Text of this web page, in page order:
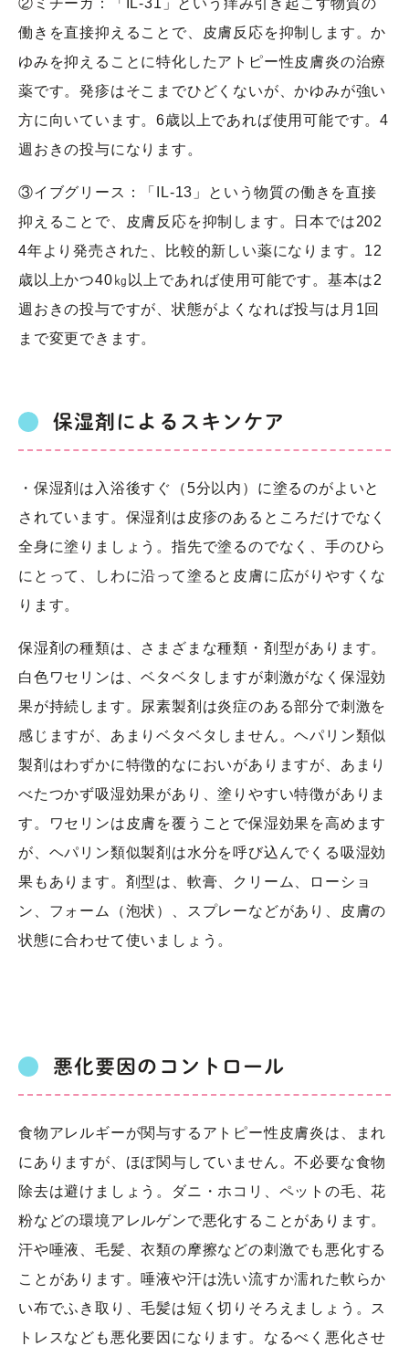
②ミチーガ：「IL-31」という痒み引き起こす物質の
働きを直接抑えることで、皮膚反応を抑制します。か
ゆみを抑えることに特化したアトピー性皮膚炎の治療
薬です。発疹はそこまでひどくないが、かゆみが強い
方に向いています。6歳以上であれば使用可能です。4
週おきの投与になります。
③イブグリース：「IL-13」という物質の働きを直接
抑えることで、皮膚反応を抑制します。日本では202
4年より発売された、比較的新しい薬になります。12
歳以上かつ40㎏以上であれば使用可能です。基本は2
週おきの投与ですが、状態がよくなれば投与は月1回
まで変更できます。
保湿剤によるスキンケア
・保湿剤は入浴後すぐ（5分以内）に塗るのがよいと
されています。保湿剤は皮疹のあるところだけでなく
全身に塗りましょう。指先で塗るのでなく、手のひら
にとって、しわに沿って塗ると皮膚に広がりやすくな
ります。
保湿剤の種類は、さまざまな種類・剤型があります。
白色ワセリンは、ベタベタしますが刺激がなく保湿効
果が持続します。尿素製剤は炎症のある部分で刺激を
感じますが、あまりベタベタしません。ヘパリン類似
製剤はわずかに特徴的なにおいがありますが、あまり
べたつかず吸湿効果があり、塗りやすい特徴がありま
す。ワセリンは皮膚を覆うことで保湿効果を高めます
が、ヘパリン類似製剤は水分を呼び込んでくる吸湿効
果もあります。剤型は、軟膏、クリーム、ローショ
ン、フォーム（泡状）、スプレーなどがあり、皮膚の
状態に合わせて使いましょう。
悪化要因のコントロール
食物アレルギーが関与するアトピー性皮膚炎は、まれ
にありますが、ほぼ関与していません。不必要な食物
除去は避けましょう。ダニ・ホコリ、ペットの毛、花
粉などの環境アレルゲンで悪化することがあります。
汗や唾液、毛髪、衣類の摩擦などの刺激でも悪化する
ことがあります。唾液や汗は洗い流すか濡れた軟らか
い布でふき取り、毛髪は短く切りそろえましょう。ス
トレスなども悪化要因になります。なるべく悪化させ